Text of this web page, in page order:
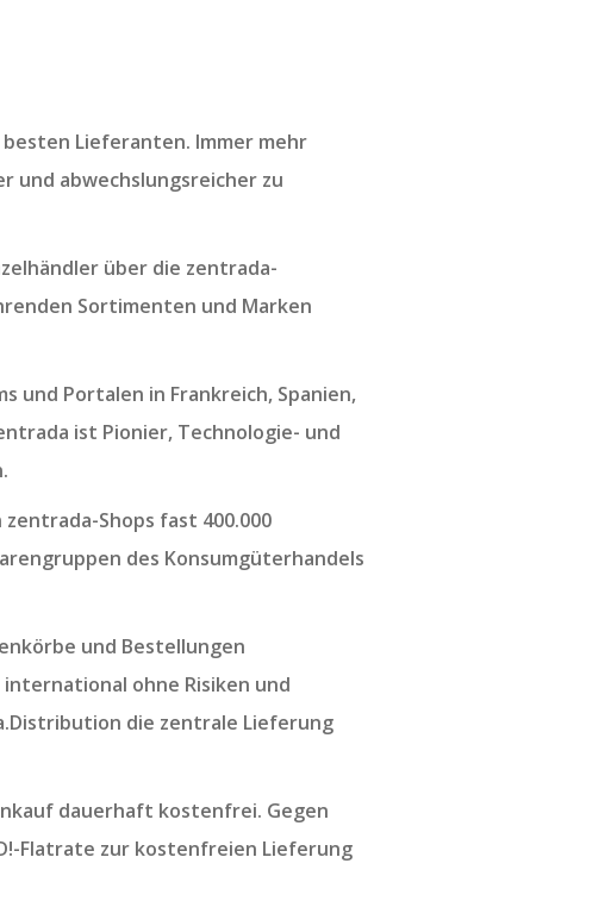
Lieferanten. Immer mehr
und abwechslungsreicher zu
über die zentrada-
Sortimenten und Marken
und Portalen in Frankreich, Spanien,
ist Pionier, Technologie- und
Shops fast 400.000
des Konsumgüterhandels
und Bestellungen
ohne Risiken und
die zentrale Lieferung
dauerhaft kostenfrei. Gegen
Flatrate zur kostenfreien Lieferung